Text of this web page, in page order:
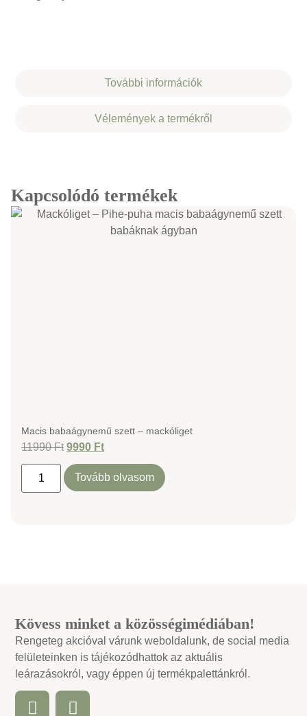
További információk
Vélemények a termékről
Kapcsolódó termékek
Macis babaágynemű szett – mackóliget
11990Ft 9990 Ft
Tovább olvasom
Kövess minket a közösségimédiában!
Rengeteg akcióval várunk weboldalunk, de social media
felületeinken is tájékozódhattok az aktuális
leárazásokról, vagy éppen új termékpalettánkról.